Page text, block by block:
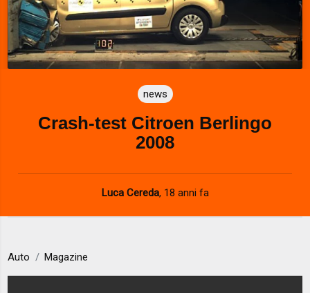
news
Crash-test Citroen Berlingo
2008
Luca Cereda, 18 anni fa
Auto Magazine